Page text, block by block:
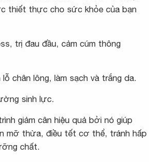
thiết thực cho sức khỏe của bạn
trị đau đầu, cảm cúm thông
lỗ chân lông, làm sạch và trắng da.
sinh lực.
giảm cân hiệu quả bởi nó giúp
mỡ thừa, điều tết cơ thể, tránh hấp
chất.